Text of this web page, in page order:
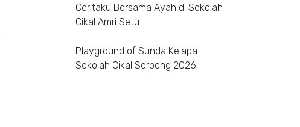
Ceritaku Bersama Ayah di Sekolah
Cikal Amri Setu
Playground of Sunda Kelapa
Sekolah Cikal Serpong 2026